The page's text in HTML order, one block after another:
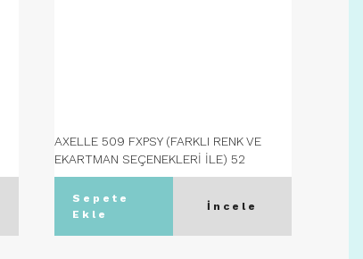
AXELLE 509 FXPSY (FARKLI RENK VE
EKARTMAN SEÇENEKLERİ İLE) 52
Ekartman - C08 TOPRAK
Sepete
Ekle
İncele